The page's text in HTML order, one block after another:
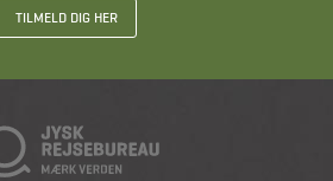
TILMELD DIG HER